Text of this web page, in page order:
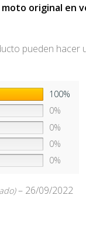
original en
100%
0%
0%
0%
0%
– 26/09/2022
pueden hacer